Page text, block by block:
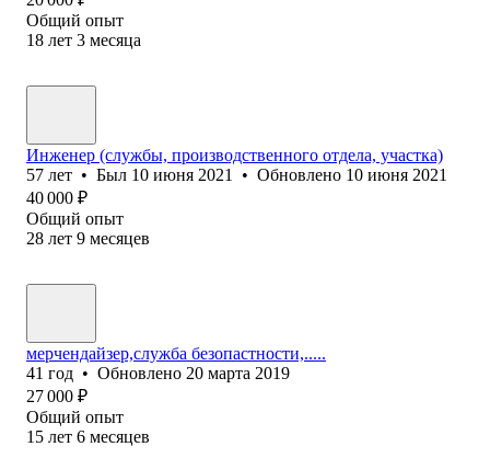
Общий опыт
18 лет 3 месяца
Инженер (службы, производственного отдела, участка)
57 лет • Был 10 июня 2021 • Обновлено 10 июня 2021
40 000 ₽
Общий опыт
28 лет 9 месяцев
мерчендайзер,служба безопастности,.....
41 год • Обновлено 20 марта 2019
27 000 ₽
Общий опыт
15 лет 6 месяцев